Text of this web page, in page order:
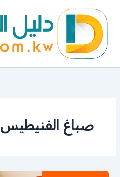
المحتوى
صباغ الفنيطيس